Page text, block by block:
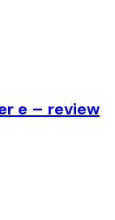
e – review